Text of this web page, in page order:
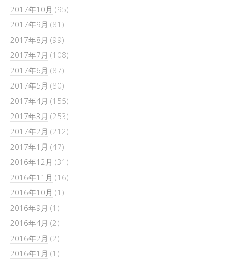
2017年10月 (95)
2017年9月 (81)
2017年8月 (99)
2017年7月 (108)
2017年6月 (87)
2017年5月 (80)
2017年4月 (155)
2017年3月 (253)
2017年2月 (212)
2017年1月 (47)
2016年12月 (31)
2016年11月 (16)
2016年10月 (1)
2016年9月 (1)
2016年4月 (2)
2016年2月 (2)
2016年1月 (1)